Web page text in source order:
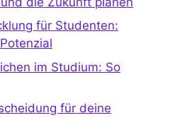
für Studenten:
im Studium: So
für deine